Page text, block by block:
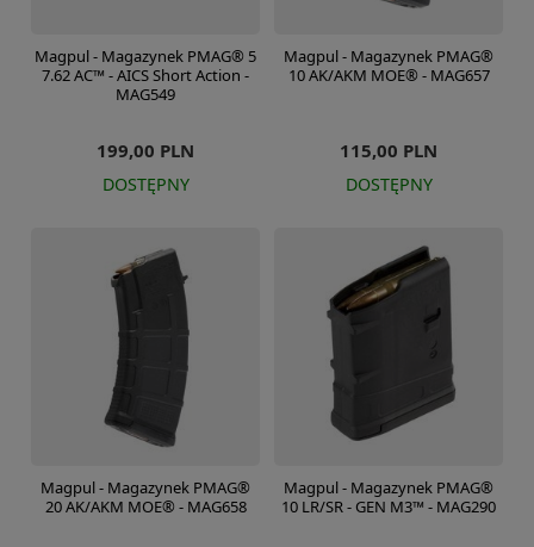
Magpul - Magazynek PMAG® 5
7.62 AC™ - AICS Short Action -
MAG549
199,00 PLN
DOSTĘPNY
Magpul - Magazynek PMAG®
10 AK/AKM MOE® - MAG657
115,00 PLN
DOSTĘPNY
Magpul - Magazynek PMAG®
20 AK/AKM MOE® - MAG658
Magpul - Magazynek PMAG®
10 LR/SR - GEN M3™ - MAG290